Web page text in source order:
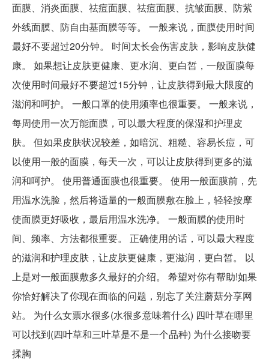
面膜、消炎面膜、祛痘面膜、祛痘面膜、抗皱面膜、防紫
外线面膜、防自由基面膜等等。 一般来说，面膜使用时间
最好不要超过20分钟。 时间太长会伤害皮肤，影响皮肤健
康。 如果想让皮肤更健康、更水润、更白皙，一般面膜每
次使用时间最好不要超过15分钟，让皮肤得到最大限度的
滋润和呵护。 一般口罩的使用频率也很重要。 一般来说，
每周使用一次万能面膜，可以最大程度的保湿和护理皮
肤。 但如果皮肤状况较差，如暗沉、粗糙、容易长痘，可
以使用一般的面膜，每天一次，可以让皮肤得到更多的滋
润和呵护。 使用普通面膜也很重要。 使用一般面膜前，先
用温水洗脸，然后将适量的一般面膜敷在脸上，轻轻按摩
使面膜更好吸收，最后用温水洗净。 一般面膜的使用时
间、频率、方法都很重要。 正确使用的话，可以最大程度
的滋润和护理皮肤，让皮肤更健康，更滋润，更白皙。 以
上是对一般面膜敷多久最好的介绍。 希望对你有帮助!如果
你恰好解决了你现在面临的问题，别忘了关注蘑菇分享网
站。 为什么女票水很多(水很多意味着什么) 四叶草在哪里
可以找到(四叶草和三叶草是不是一个品种) 为什么接吻要
揉胸